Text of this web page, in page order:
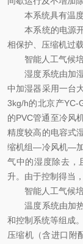
本系统具有温度
本系统的电源开
相保护、压缩机过
智能人工气候培
湿度系统由加湿
中加湿器采用一台
3kg/h的北京产YC-
的PVC管通至冷风
精度较高的电容式
缩机组—冷风机—加
气中的湿度除去，
升。由于控制得当
智能人工气候培
温度系统由加热
和控制系统等组成
压缩机（含进口附